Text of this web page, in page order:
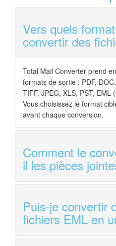
Vers quels
convertir des
Total Mail Converter prend
formats de sortie : PDF,
TIFF, JPEG, XLS, PST, EML
Vous choisissez le format
avant chaque conversion.
Comment le
il les pièces
Puis-je convertir
fichiers EML en